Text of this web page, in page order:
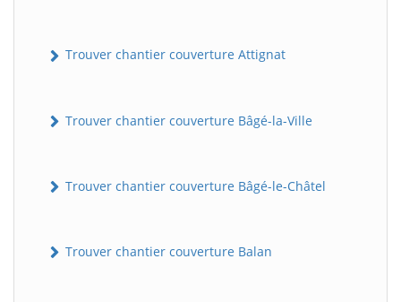
Trouver chantier couverture Attignat
Trouver chantier couverture Bâgé-la-Ville
Trouver chantier couverture Bâgé-le-Châtel
Trouver chantier couverture Balan